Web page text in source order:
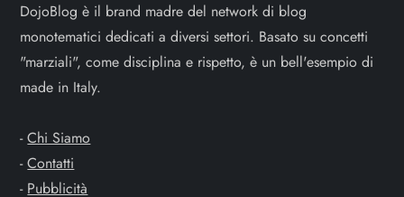
a
r
t
i
DojoBlog è il brand madre del network di blog
monotematici dedicati a diversi settori. Basato su concetti
"marziali", come disciplina e rispetto, è un bell'esempio di
made in Italy.
-Chi Siamo
-Contatti
- Pubblicità